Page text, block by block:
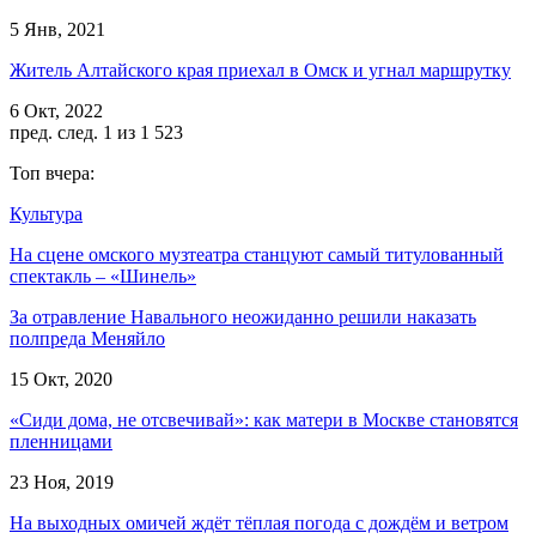
5 Янв, 2021
Житель Алтайского края приехал в Омск и угнал маршрутку
6 Окт, 2022
пред. след. 1 из 1 523
Топ вчера:
Культура
На сцене омского музтеатра станцуют самый титулованный
спектакль – «Шинель»
За отравление Навального неожиданно решили наказать
полпреда Меняйло
15 Окт, 2020
«Сиди дома, не отсвечивай»: как матери в Москве становятся
пленницами
23 Ноя, 2019
На выходных омичей ждёт тёплая погода с дождём и ветром